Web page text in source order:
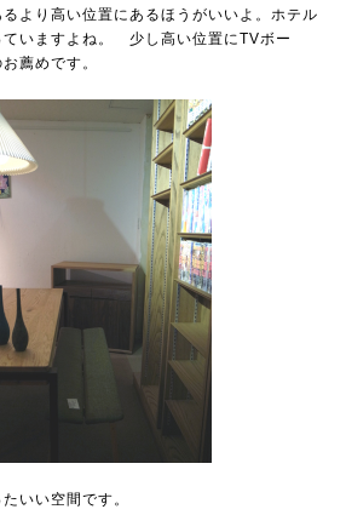
より高い位置にあるほうがいいよ。ホテル
ていますよね。 少し高い位置にTVボー
薦めです。
いい空間です。